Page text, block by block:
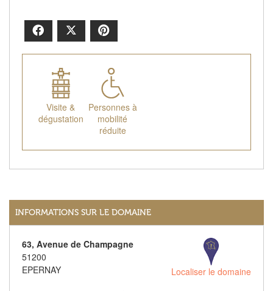
Facebook
Visite &
dégustation
Personnes à
mobilité
réduite
INFORMATIONS SUR LE DOMAINE
63, Avenue de Champagne
51200
EPERNAY
Localiser le domaine